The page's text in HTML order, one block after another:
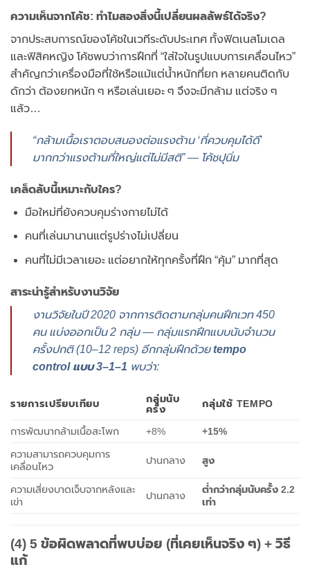
ความเห็นจากโค้ช: ทำไมสองสิ่งนี้เปลี่ยนผลลัพธ์ได้จริง?
จากประสบการณ์ของโค้ชในเวทีระดับประเทศ ทั้งฟิตเนสโมเดล
และฟิสิคหญิง โค้ชพบว่าการฝึกที่ “ใส่ใจในรูปแบบการเคลื่อนไหว”
สำคัญกว่าเครื่องมือที่ใช้หรือแม้แต่น้ำหนักที่ยก หลายคนติดกับ
ดักว่า ต้องยกหนัก ๆ หรือเล่นเยอะ ๆ จึงจะมีกล้าม แต่จริง ๆ
แล้ว…
“กล้ามเนื้อเราตอบสนองต่อแรงต้าน ‘ที่ควบคุมได้ดี’
มากกว่าแรงต้านที่ใหญ่แต่ไม่มีสติ” — โค้ชปุนิ่ม
เคล็ดลับนี้เหมาะกับใคร?
มือใหม่ที่ยังควบคุมร่างกายไม่ได้
คนที่เล่นมานานแต่รูปร่างไม่เปลี่ยน
คนที่ไม่มีเวลาเยอะ แต่อยากให้ทุกครั้งที่ฝึก “คุ้ม” มากที่สุด
สาระน่ารู้สำหรับงานวิจัย
งานวิจัยในปี 2020 จากการติดตามกลุ่มคนฝึกเวท 450
คน แบ่งออกเป็น 2 กลุ่ม — กลุ่มแรกฝึกแบบนับจำนวน
ครั้งปกติ (10–12 reps) อีกกลุ่มฝึกด้วยtempo
control แบบ 3–1–1 พบว่า:
รายการเปรียบเทียบ
กลุ่มนับ
ครั้ง
กลุ่มใช้ TEMPO
การพัฒนากล้ามเนื้อสะโพก +8% +15%
ความสามารถควบคุมการ
เคลื่อนไหว
ปานกลาง สูง
ความเสี่ยงบาดเจ็บจากหลังและ
เข่า
ปานกลาง
ต่ำกว่ากลุ่มนับครั้ง 2.2
เท่า
(4) 5 ข้อผิดพลาดที่พบบ่อย (ที่เคยเห็นจริง ๆ) + วิธี
แก้